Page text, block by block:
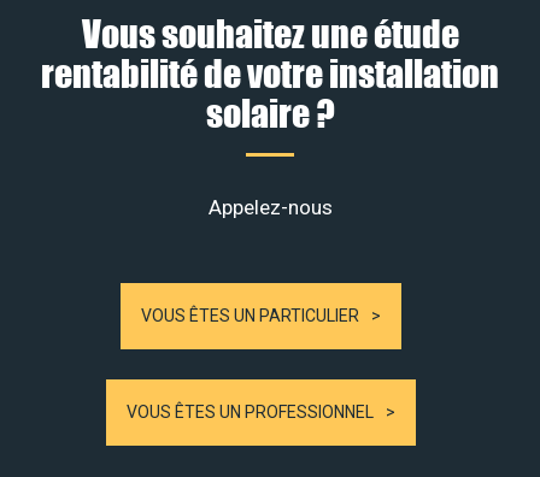
Vous souhaitez une étude
rentabilité de votre installation
solaire ?
Appelez-nous
VOUS ÊTES UN PARTICULIER
VOUS ÊTES UN PROFESSIONNEL